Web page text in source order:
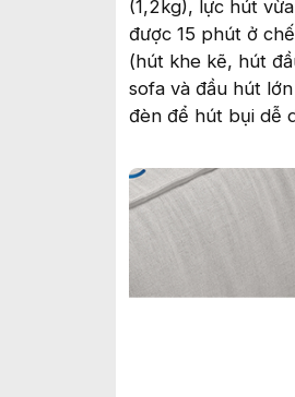
(1,2kg), lực hút
được 15 phút ở
(hút khe kẽ, hút
sofa và đầu hút
đèn để hút bụi dễ